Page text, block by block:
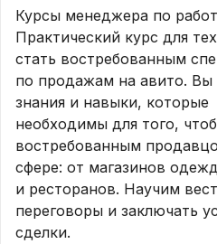
Курсы менеджера по
Практический курс для
стать востребованным
по продажам на авито. Вы
знания и навыки, которые
необходимы для того,
востребованным
сфере: от магазинов
и ресторанов. Научим
переговоры и заключать
сделки.